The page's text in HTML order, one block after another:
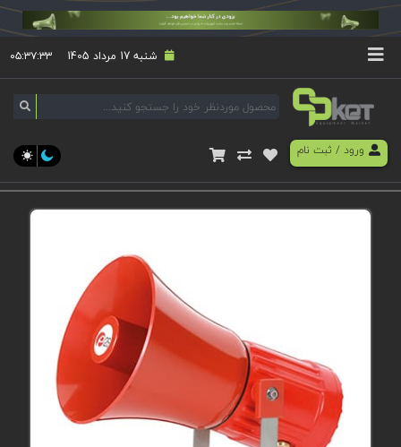
شنبه 17 مرداد 1405 ۰۵:۳۷:۳۴
ورود/ ثبت نام